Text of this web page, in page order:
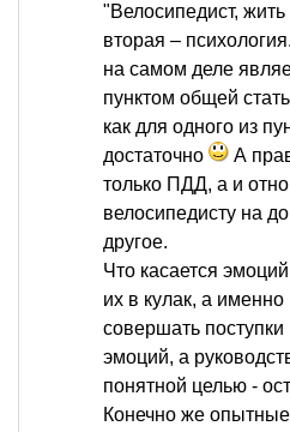
"Велосипедист,
вторая –
на самом деле
пунктом общей
как для одного из
достаточно
А
только ПДД, а и
велосипедисту на
другое.
Что касается
их в кулак, а именно
совершать
эмоций, а
понятной целью -
Конечно же